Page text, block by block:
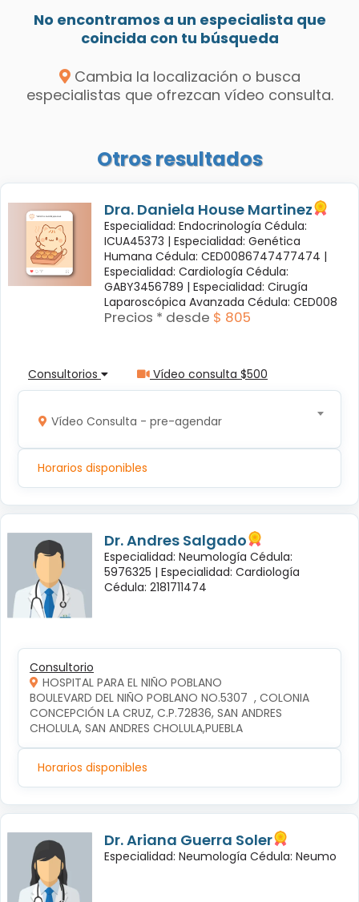
No encontramos a un especialista que
coincida con tu búsqueda
Cambia la localización o busca
especialistas que ofrezcan vídeo consulta.
Otros resultados
Dra. Daniela House Martinez
Especialidad: Endocrinología Cédula:
ICUA45373 | Especialidad: Genética
Humana Cédula: CED0086747477474 |
Especialidad: Cardiología Cédula:
GABY3456789 | Especialidad: Cirugía
Laparoscópica Avanzada Cédula: CED008
Precios * desde $ 805
Consultorios Vídeo consulta $500
Vídeo Consulta - pre-agendar
Horarios disponibles
Dr. Andres Salgado
Especialidad: Neumología Cédula:
5976325 | Especialidad: Cardiología
Cédula: 2181711474
Consultorio
HOSPITAL PARA EL NIÑO POBLANO
BOULEVARD DEL NIÑO POBLANO NO.5307  , COLONIA
CONCEPCIÓN LA CRUZ, C.P.72836, SAN ANDRES
CHOLULA, SAN ANDRES CHOLULA,PUEBLA
Horarios disponibles
Dr. Ariana Guerra Soler
Especialidad: Neumología Cédula: Neumo